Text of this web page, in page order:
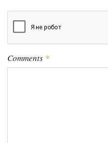
Comments *